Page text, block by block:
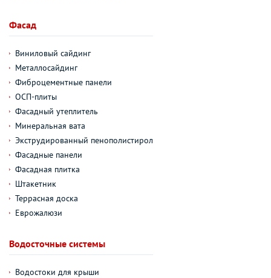
Фасад
Виниловый сайдинг
Металлосайдинг
Фиброцементные панели
ОСП-плиты
Фасадный утеплитель
Минеральная вата
Экструдированный пенополистирол
Фасадные панели
Фасадная плитка
Штакетник
Террасная доска
Еврожалюзи
Водосточные системы
Водостоки для крыши